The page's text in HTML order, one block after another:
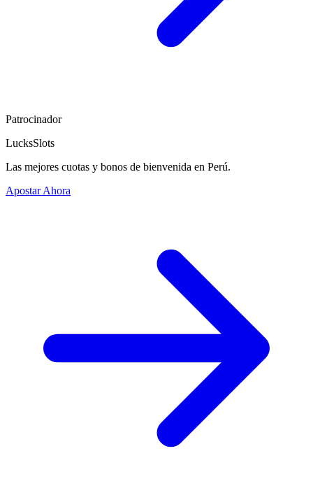
Patrocinador
LucksSlots
Las mejores cuotas y bonos de bienvenida en Perú.
Apostar Ahora